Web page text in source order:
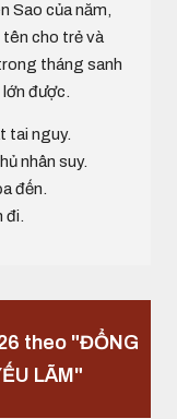
Sao của năm,
cho trẻ và
tháng sanh
được.
tai nguy.
nhân suy.
đến.
theo "ĐỔNG
LÃM"